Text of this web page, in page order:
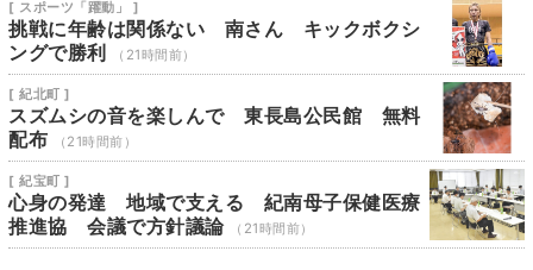
[ スポーツ「躍動」 ]
挑戦に年齢は関係ない 南さん キックボクシ
ングで勝利
（21時間前）
[ 紀北町 ]
スズムシの音を楽しんで 東長島公民館 無料
配布
（21時間前）
[ 紀宝町 ]
心身の発達 地域で支える 紀南母子保健医療
推進協 会議で方針議論
（21時間前）